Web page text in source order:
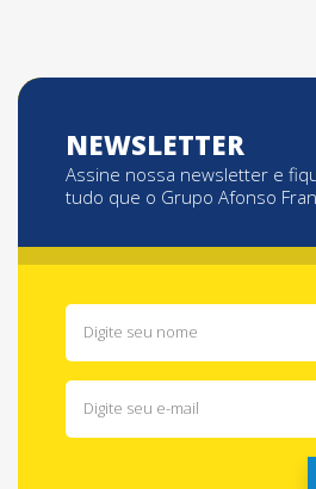
NEWSLETTER
Assine nossa newsletter e
tudo que o Grupo Afonso